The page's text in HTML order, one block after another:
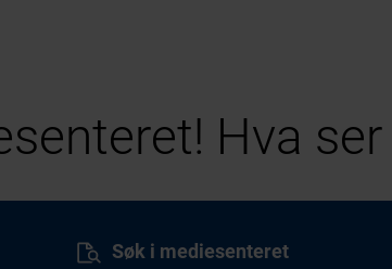
Hva
Søk i mediesenteret